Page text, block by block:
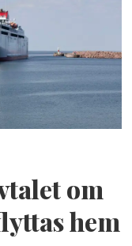
om
hem